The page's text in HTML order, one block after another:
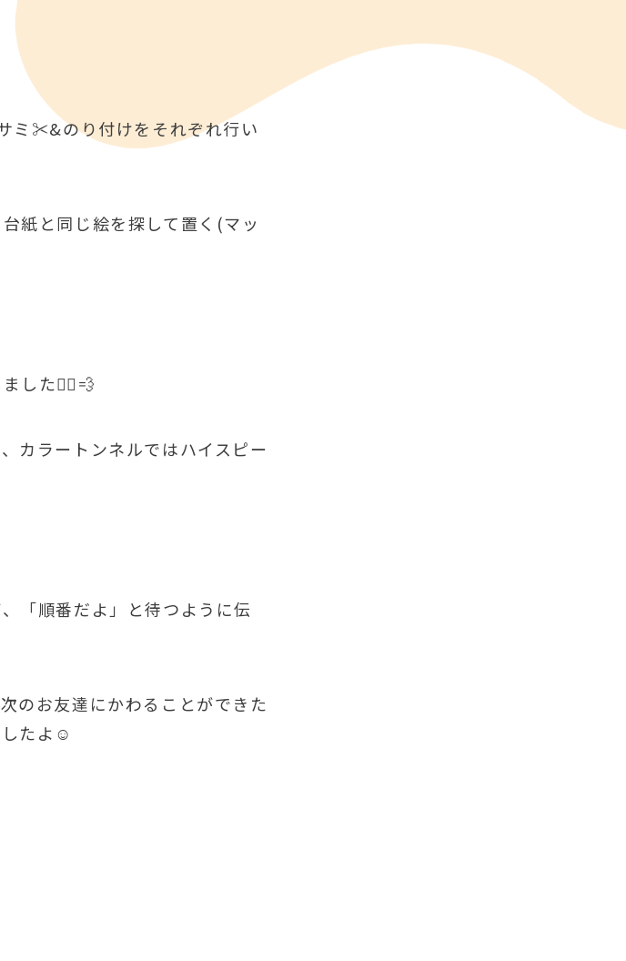
ミ✂&のり付けをそれぞれ行い
紙と同じ絵を探して置く(マッ
した🏃‍♂️💨
カラートンネルではハイスピー
「順番だよ」と待つように伝
のお友達にかわることができた
たよ☺